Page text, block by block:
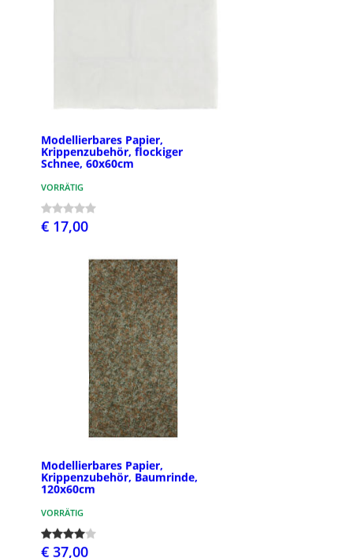
Modellierbares Papier,
Krippenzubehör, flockiger
Schnee, 60x60cm
VORRÄTIG
€ 17,00
Modellierbares Papier,
Krippenzubehör, Baumrinde,
120x60cm
VORRÄTIG
€ 37,00